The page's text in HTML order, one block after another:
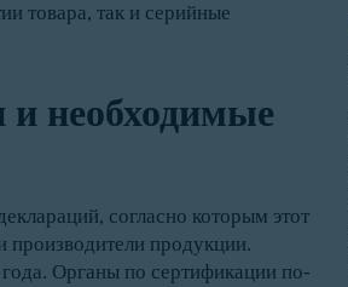
товара, так и серийные
и необходимые
согласно которым этот
продукции.
Органы по сертификации по-